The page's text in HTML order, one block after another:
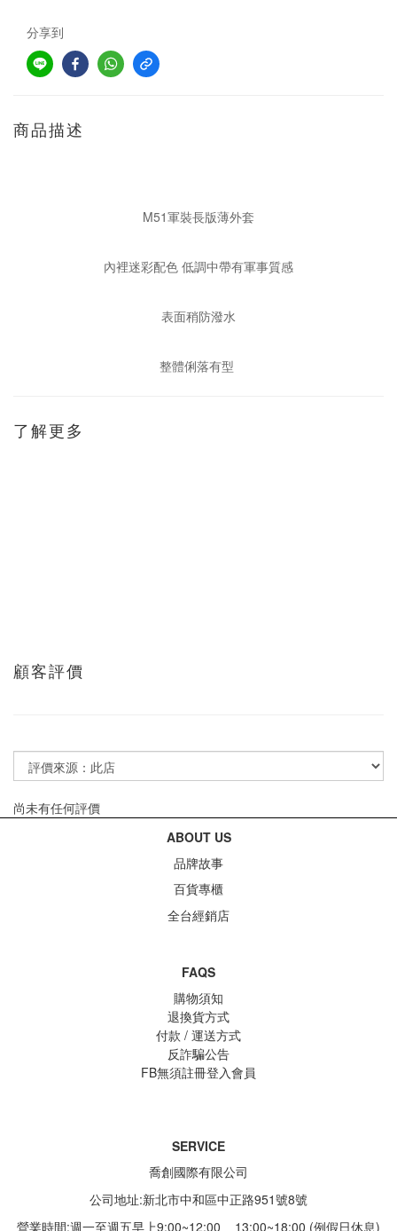
分享到
商品描述
M51軍裝長版薄外套
內裡迷彩配色 低調中帶有軍事質感
表面稍防潑水
整體俐落有型
了解更多
顧客評價
尚未有任何評價
ABOUT US
品牌故事
百貨專櫃
全台經銷店
FAQS
購物須知
退換貨方式
付款 / 運送方式
反詐騙公告
FB無須註冊登入會員
SERVICE
喬創國際有限公司
公司地址:新北市中和區中正路951號8號
營業時間:週一至週五早上9:00~12:00 13:00~18:00 (例假日休息)